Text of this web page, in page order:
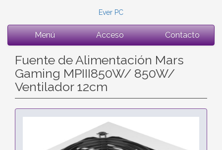
Ever PC
Menú Acceso Contacto
Fuente de Alimentación Mars
Gaming MPIII850W/ 850W/
Ventilador 12cm